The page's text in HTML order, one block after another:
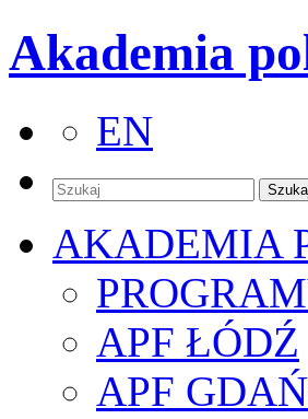
Akademia
EN
AKADEMIA
APF ŁÓDŹ
APF